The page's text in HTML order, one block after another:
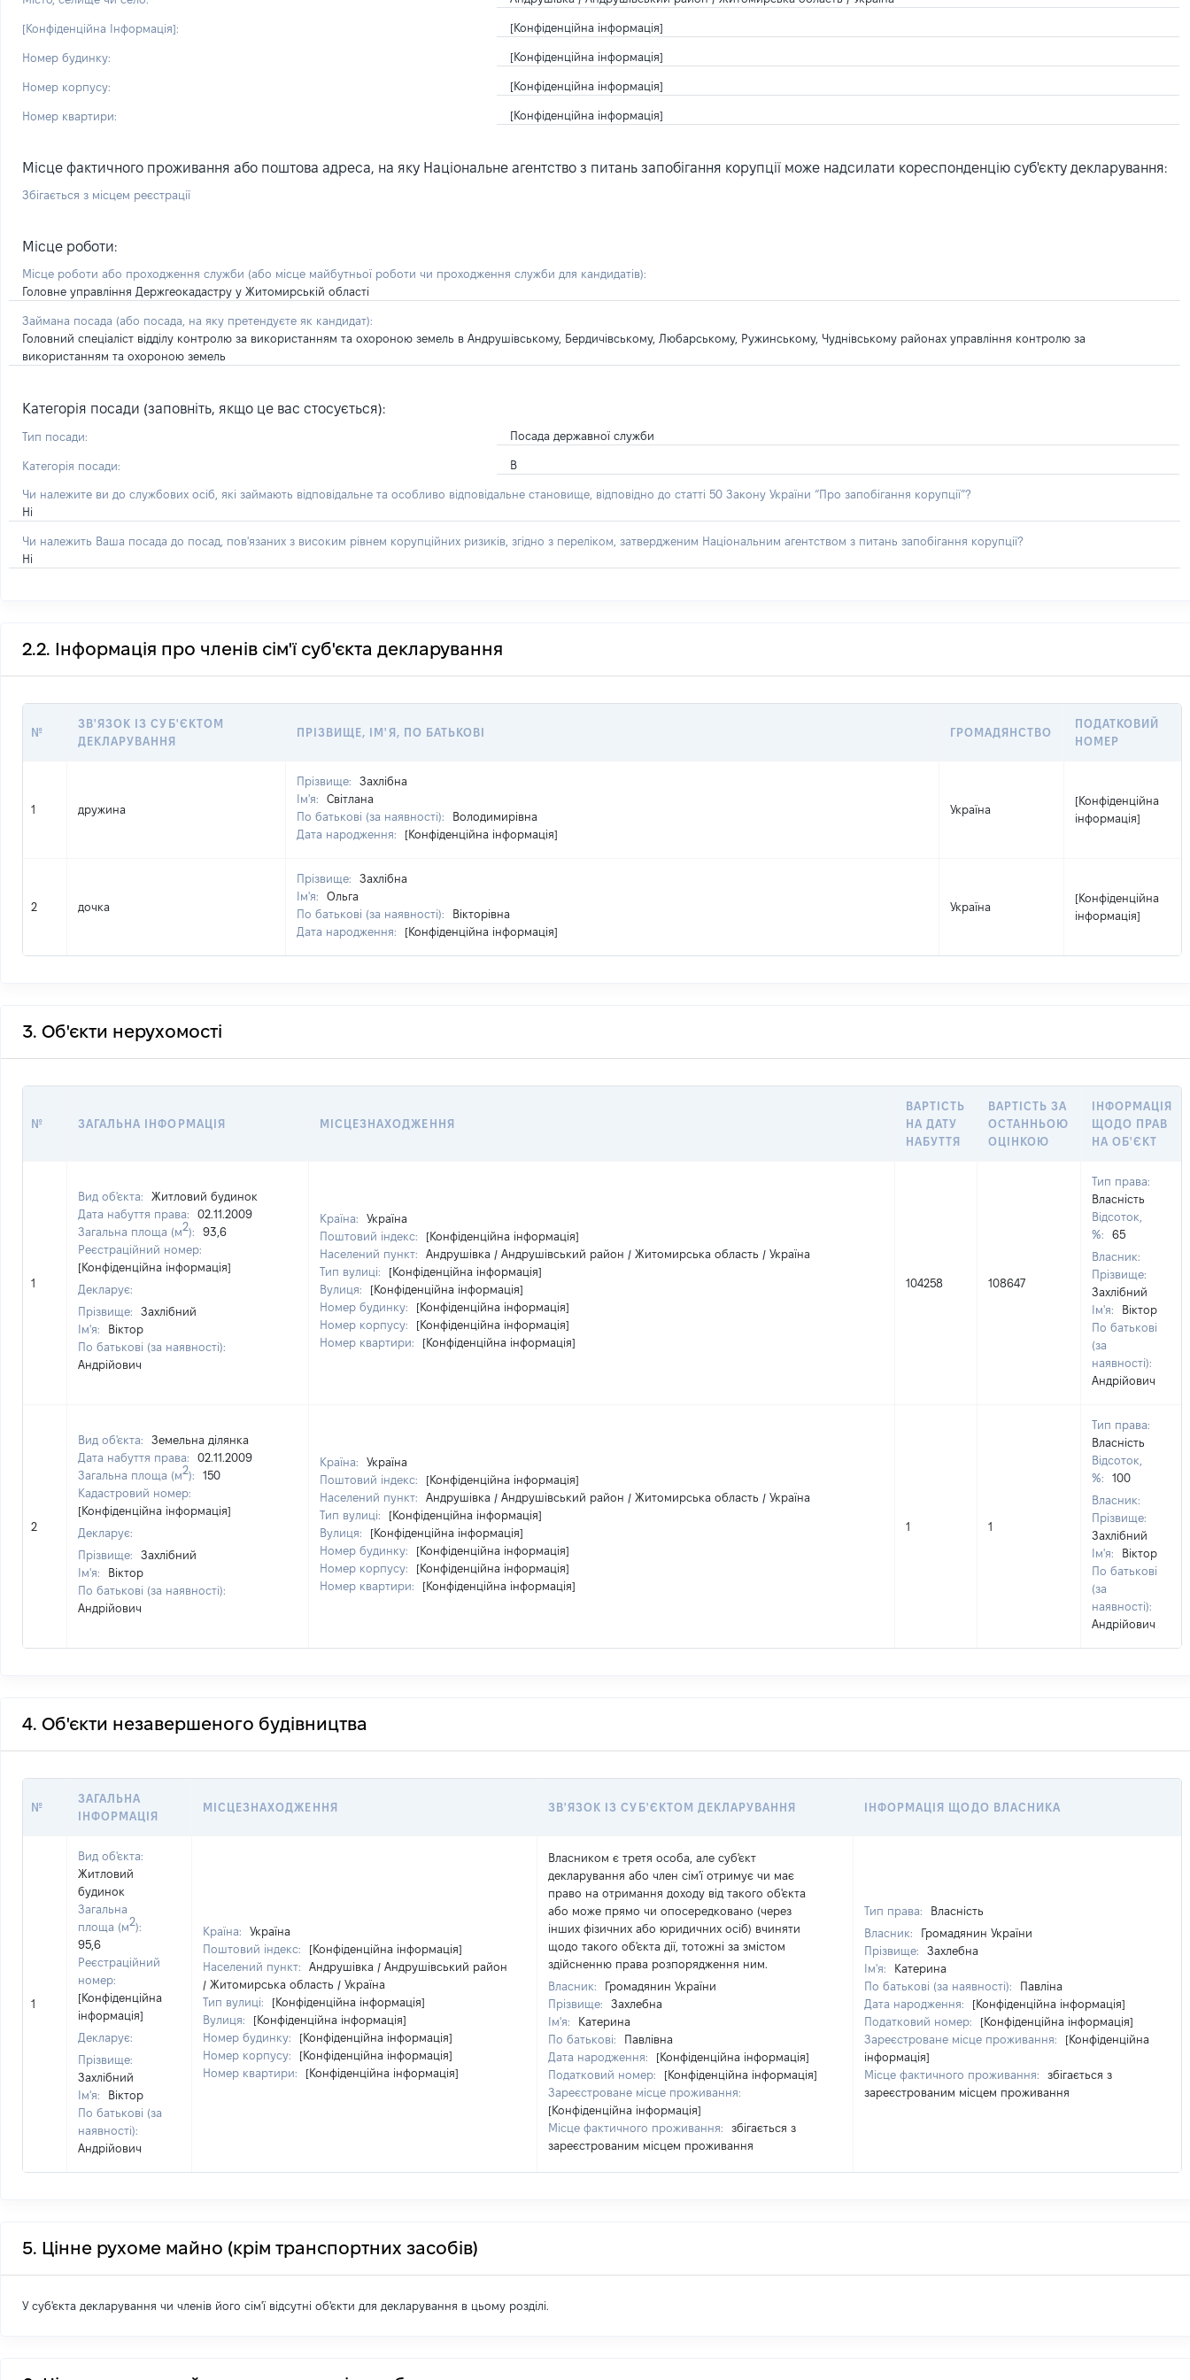
[Конфіденційна Інформація]: [Конфіденційна інформація]
Номер будинку: [Конфіденційна інформація]
Номер корпусу: [Конфіденційна інформація]
Номер квартири: [Конфіденційна інформація]
Місце фактичного проживання або поштова адреса, на яку Національне агентство з питань запобігання корупції може надсилати кореспонденцію суб'єкту декларування:
Збігається з місцем реєстрації
Місце роботи:
Місце роботи або проходження служби (або місце майбутньої роботи чи проходження служби для кандидатів):
Головне управління Держгеокадастру у Житомирській області
Займана посада (або посада, на яку претендуєте як кандидат):
Головний спеціаліст відділу контролю за використанням та охороною земель в Андрушівському, Бердичівському, Любарському, Ружинському, Чуднівському районах управління контролю за
використанням та охороною земель
Категорія посади (заповніть, якщо це вас стосується):
Тип посади: Посада державної служби
Категорія посади: В
Чи належите ви до службових осіб, які займають відповідальне та особливо відповідальне становище, відповідно до статті 50 Закону України “Про запобігання корупції”?
Ні
Чи належить Ваша посада до посад, пов'язаних з високим рівнем корупційних ризиків, згідно з переліком, затвердженим Національним агентством з питань запобігання корупції?
Ні
2.2. Інформація про членів сім'ї суб'єкта декларування
№
ЗВ'ЯЗОК ІЗ СУБ'ЄКТОМ
ДЕКЛАРУВАННЯ
ПРІЗВИЩЕ, ІМ'Я, ПО БАТЬКОВІ ГРОМАДЯНСТВО
ПОДАТКОВИЙ
НОМЕР
1 дружина
Прізвище:
Захлібна
Ім'я:
Світлана
По батькові (за наявності):
Володимирівна
Дата народження:
[Конфіденційна інформація]
Україна
[Конфіденційна
інформація]
2 дочка
Прізвище:
Захлібна
Ім'я:
Ольга
По батькові (за наявності):
Вікторівна
Дата народження:
[Конфіденційна інформація]
Україна
[Конфіденційна
інформація]
3. Об'єкти нерухомості
№ ЗАГАЛЬНА ІНФОРМАЦІЯ МІСЦЕЗНАХОДЖЕННЯ
ВАРТІСТЬ
НА ДАТУ
НАБУТТЯ
ВАРТІСТЬ ЗА
ОСТАННЬОЮ
ОЦІНКОЮ
ІНФОРМАЦІЯ
ЩОДО ПРАВ
НА ОБ'ЄКТ
1
Вид об'єкта:
Житловий будинок
Дата набуття права:
02.11.2009
Загальна площа (м2):
93,6
Реєстраційний номер:
[Конфіденційна інформація]
Декларує:
Прізвище:
Захлібний
Ім'я:
Віктор
По батькові (за наявності):
Андрійович
Країна:
Україна
Поштовий індекс:
[Конфіденційна інформація]
Населений пункт:
Андрушівка / Андрушівський район / Житомирська область / Україна
Тип вулиці:
[Конфіденційна інформація]
Вулиця:
[Конфіденційна інформація]
Номер будинку:
[Конфіденційна інформація]
Номер корпусу:
[Конфіденційна інформація]
Номер квартири:
[Конфіденційна інформація]
104258 108647
Тип права:
Власність
Відсоток,
%:
65
Власник:
Прізвище:
Захлібний
Ім'я:
Віктор
По батькові
(за
наявності):
Андрійович
2
Вид об'єкта:
Земельна ділянка
Дата набуття права:
02.11.2009
Загальна площа (м2):
150
Кадастровий номер:
[Конфіденційна інформація]
Декларує:
Прізвище:
Захлібний
Ім'я:
Віктор
По батькові (за наявності):
Андрійович
Країна:
Україна
Поштовий індекс:
[Конфіденційна інформація]
Населений пункт:
Андрушівка / Андрушівський район / Житомирська область / Україна
Тип вулиці:
[Конфіденційна інформація]
Вулиця:
[Конфіденційна інформація]
Номер будинку:
[Конфіденційна інформація]
Номер корпусу:
[Конфіденційна інформація]
Номер квартири:
[Конфіденційна інформація]
1 1
Тип права:
Власність
Відсоток,
%:
100
Власник:
Прізвище:
Захлібний
Ім'я:
Віктор
По батькові
(за
наявності):
Андрійович
4. Об'єкти незавершеного будівництва
№
ЗАГАЛЬНА
ІНФОРМАЦІЯ
МІСЦЕЗНАХОДЖЕННЯ ЗВ'ЯЗОК ІЗ СУБ'ЄКТОМ ДЕКЛАРУВАННЯ ІНФОРМАЦІЯ ЩОДО ВЛАСНИКА
1
Вид об'єкта:
Житловий
будинок
Загальна
площа (м2):
95,6
Реєстраційний
номер:
[Конфіденційна
інформація]
Декларує:
Прізвище:
Захлібний
Ім'я:
Віктор
По батькові (за
наявності):
Андрійович
Країна:
Україна
Поштовий індекс:
[Конфіденційна інформація]
Населений пункт:
Андрушівка / Андрушівський район
/ Житомирська область / Україна
Тип вулиці:
[Конфіденційна інформація]
Вулиця:
[Конфіденційна інформація]
Номер будинку:
[Конфіденційна інформація]
Номер корпусу:
[Конфіденційна інформація]
Номер квартири:
[Конфіденційна інформація]
Власником є третя особа, але суб'єкт
декларування або член сім'ї отримує чи має
право на отримання доходу від такого об'єкта
або може прямо чи опосередковано (через
інших фізичних або юридичних осіб) вчиняти
щодо такого об'єкта дії, тотожні за змістом
здійсненню права розпорядження ним.
Власник:
Громадянин України
Прізвище:
Захлебна
Ім'я:
Катерина
По батькові:
Павлівна
Дата народження:
[Конфіденційна інформація]
Податковий номер:
[Конфіденційна інформація]
Зареєстроване місце проживання:
[Конфіденційна інформація]
Місце фактичного проживання:
збігається з
зареєстрованим місцем проживання
Тип права:
Власність
Власник:
Громадянин України
Прізвище:
Захлебна
Ім'я:
Катерина
По батькові (за наявності):
Павліна
Дата народження:
[Конфіденційна інформація]
Податковий номер:
[Конфіденційна інформація]
Зареєстроване місце проживання:
[Конфіденційна
інформація]
Місце фактичного проживання:
збігається з
зареєстрованим місцем проживання
5. Цінне рухоме майно (крім транспортних засобів)
У суб'єкта декларування чи членів його сім'ї відсутні об'єкти для декларування в цьому розділі.